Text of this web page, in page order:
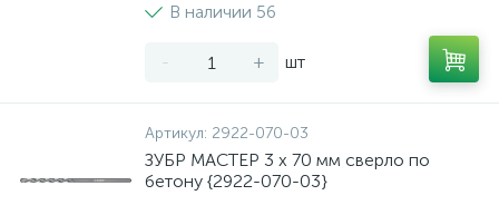
В наличии 56
- + шт
Артикул: 2922-070-03
ЗУБР МАСТЕР 3 х 70 мм сверло по
бетону {2922-070-03}